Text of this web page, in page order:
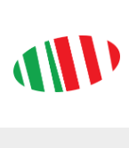
Zum
Inhalt
springen